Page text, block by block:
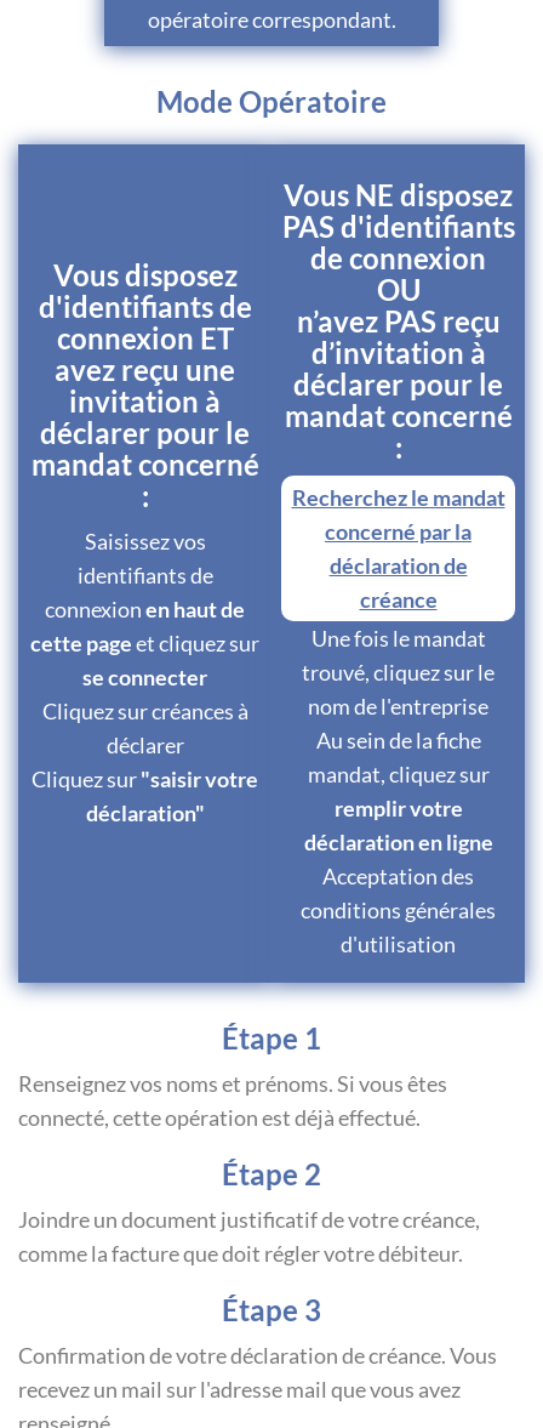
opératoire correspondant.
Mode Opératoire
Vous disposez
d'identifiants de
connexion ET
avez reçu une
invitation à
déclarer pour le
mandat concerné
:
Saisissez vos
identifiants de
connexionen haut de
cette pageet cliquez sur
se connecter
Cliquez sur créances à
déclarer
Cliquez sur"saisir votre
déclaration"
Vous NE disposez
PAS d'identifiants
de connexion
OU
n’avez PAS reçu
d’invitation à
déclarer pour le
mandat concerné
:
Recherchez le mandat
concerné par la
déclaration de
créance
Une fois le mandat
trouvé, cliquez sur le
nom de l'entreprise
Au sein de la fiche
mandat, cliquez sur
remplir votre
déclaration en ligne
Acceptation des
conditions générales
d'utilisation
Étape 1
Renseignez vos noms et prénoms. Si vous êtes
connecté, cette opération est déjà effectué.
Étape 2
Joindre un document justificatif de votre créance,
comme la facture que doit régler votre débiteur.
Étape 3
Confirmation de votre déclaration de créance. Vous
recevez un mail sur l'adresse mail que vous avez
renseigné.